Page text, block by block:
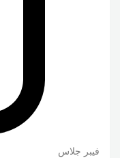
فيبر جلاس